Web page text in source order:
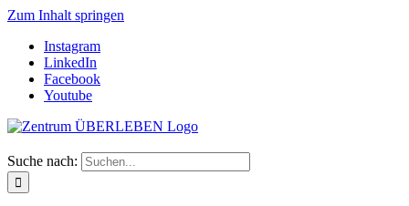
Zum Inhalt springen
Instagram
LinkedIn
Facebook
Youtube
Suche nach: